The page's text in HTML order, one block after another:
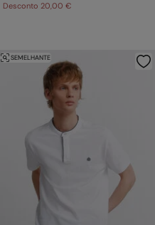
Desconto 20,00 €
SEMELHANTE